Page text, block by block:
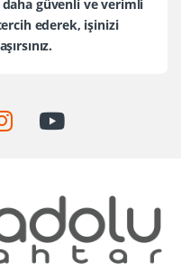
güvenli ve verimli
ederek, işinizi